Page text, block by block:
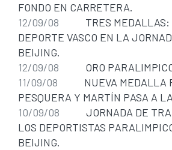
FONDO EN CARRETERA.
12/09/08 TRES MEDALLAS:
DEPORTE VASCO EN LA
BEIJING.
12/09/08 ORO
11/09/08 NUEVA MEDALLA
PESQUERA Y MARTÍN PASA A
10/09/08 JORNADA DE
LOS DEPORTISTAS
BEIJING.